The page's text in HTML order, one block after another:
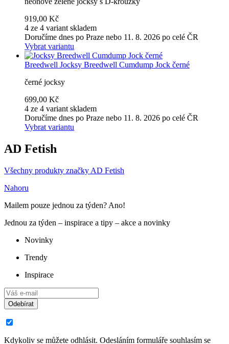
919,00 Kč
4 ze 4 variant skladem
Doručíme dnes po Praze nebo 11. 8. 2026 po celé ČR
Vybrat variantu
Breedwell Jocksy Breedwell Cumdump Jock černé
černé jocksy
699,00 Kč
4 ze 4 variant skladem
Doručíme dnes po Praze nebo 11. 8. 2026 po celé ČR
Vybrat variantu
AD Fetish
Všechny produkty značky AD Fetish
Nahoru
Mailem pouze jednou za týden? Ano!
Jednou za týden – inspirace a tipy – akce a novinky
Novinky
Trendy
Inspirace
Odebírat
Kdykoliv se můžete odhlásit. Odesláním formuláře souhlasím se